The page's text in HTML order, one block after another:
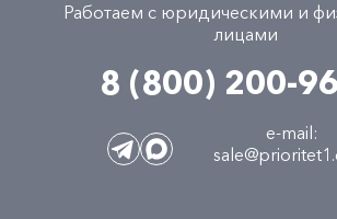
Работаем с юридическими и
лицами
8 (800) 200-
e-mail: